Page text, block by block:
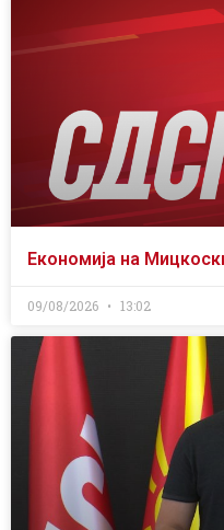
Економија на
09/08/2026 13:02